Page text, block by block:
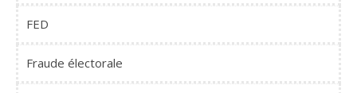
FED
Fraude électorale